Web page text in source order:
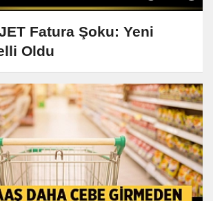
Fatura Şoku: Yeni
Oldu